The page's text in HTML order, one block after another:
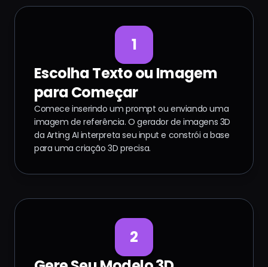
1
Escolha Texto ou Imagem
para Começar
Comece inserindo um prompt ou enviando uma
imagem de referência. O gerador de imagens 3D
da Arting AI interpreta seu input e constrói a base
para uma criação 3D precisa.
2